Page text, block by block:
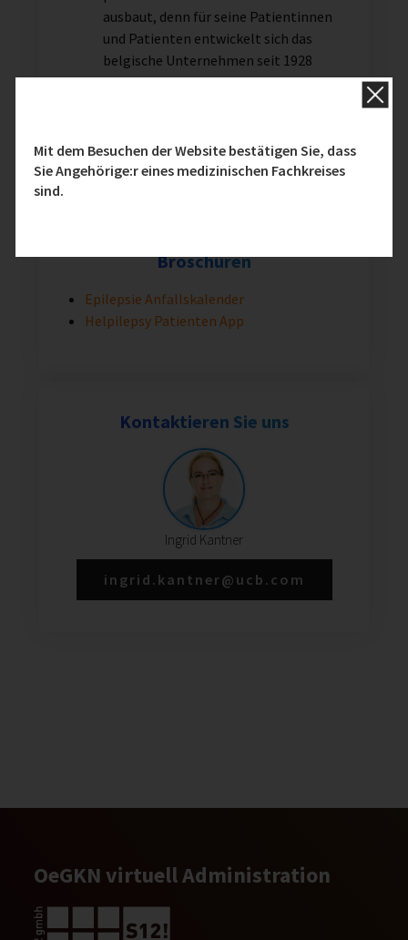
ausbaut, denn für seine Patientinnen
und Patienten entwickelt sich das
belgische Unternehmen seit 1928
stets weiter.UCB erreichte 2019 ein
in rund 40 Ländern.
Broschüren
Epilepsie Anfallskalender
Helpilepsy Patienten App
Kontaktieren Sie uns
Ingrid Kantner
ingrid.kantner@ucb.com
OeGKN virtuell Administration
Mit dem Besuchen der Website bestätigen Sie, dass
Sie Angehörige:r eines medizinischen Fachkreises
sind.